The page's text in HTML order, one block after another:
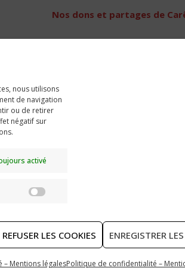
nous utilisons
de navigation
ou de retirer
négatif sur
activé
REFUSER LES COOKIES ENREGISTRER
Mentions légalesPolitique de confidentialité –
Nos dons et partages de